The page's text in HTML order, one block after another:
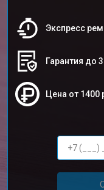
Экспресс
Гарантия до
Цена от 1400